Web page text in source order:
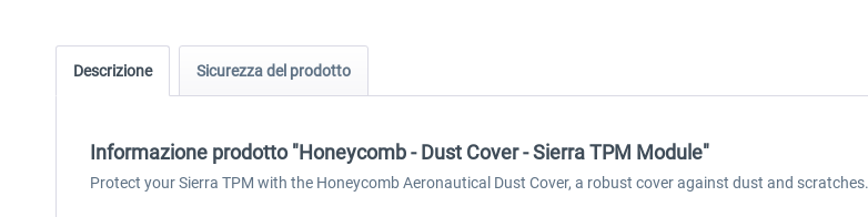
Descrizione Sicurezza del prodotto
Informazione prodotto "Honeycomb - Dust Cover - Sierra TPM Module"
Protect your Sierra TPM with the Honeycomb Aeronautical Dust Cover, a robust cover against dust and scratches.